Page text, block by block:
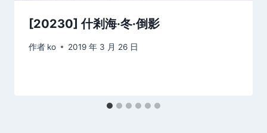
[20230] 什剎海·冬·倒影
作者 ko 2019 年 3 月 26 日